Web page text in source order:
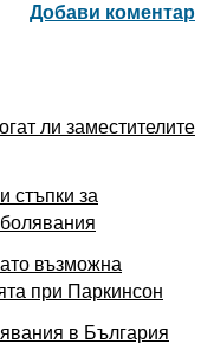
Добави коментар
ли заместителите
стъпки за
възможна
при Паркинсон
в България